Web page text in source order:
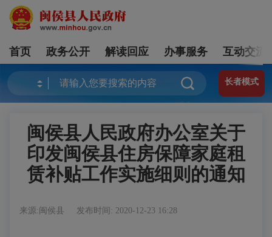
首页 政务公开 解读回应 办事服务 互动交流
长者模式
闽侯县人民政府办公室关于
印发闽侯县住房保障家庭租
赁补贴工作实施细则的通知
来源:闽侯县 发布时间: 2020-12-23 16:28